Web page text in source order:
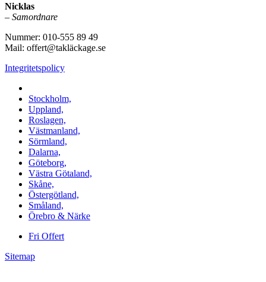
Nicklas
– Samordnare
Nummer: 010-555 89 49
Mail: offert@takläckage.se
Integritetspolicy
Stockholm,
Uppland,
Roslagen,
Västmanland,
Sörmland,
Dalarna,
Göteborg,
Västra Götaland,
Skåne,
Östergötland,
Småland,
Örebro & Närke
Fri Offert
Sitemap